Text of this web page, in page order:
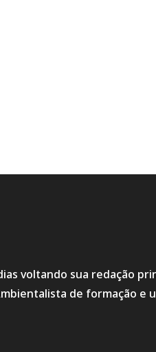
voltando sua redação
de formação e